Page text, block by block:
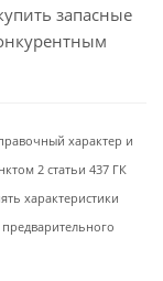
запасные
характер и
2 статьи 437 ГК
характеристики